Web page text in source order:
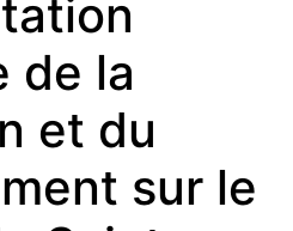
de la
et du
sur le